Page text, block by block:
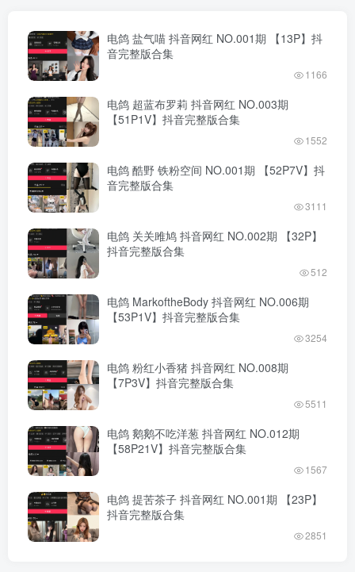
电鸽 盐气喵 抖音网红 NO.001期 【13P】抖
音完整版合集
1166
电鸽 超蓝布罗莉 抖音网红 NO.003期
【51P1V】抖音完整版合集
1552
电鸽 酷野 铁粉空间 NO.001期 【52P7V】抖
音完整版合集
3111
电鸽 关关雎鸠 抖音网红 NO.002期 【32P】
抖音完整版合集
512
电鸽 MarkoftheBody 抖音网红 NO.006期
【53P1V】抖音完整版合集
3254
电鸽 粉红小香猪 抖音网红 NO.008期
【7P3V】抖音完整版合集
5511
电鸽 鹅鹅不吃洋葱 抖音网红 NO.012期
【58P21V】抖音完整版合集
1567
电鸽 提苦茶子 抖音网红 NO.001期 【23P】
抖音完整版合集
2851